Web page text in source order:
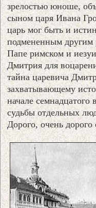
зрелостью юноше,
сыном царя Ивана
царь мог быть и
подмененным другим
Папе римском и
Дмитрия для
тайна царевича
захватывающему
начале семнадцатого
судьбы отдельных
Дорого, очень дорого